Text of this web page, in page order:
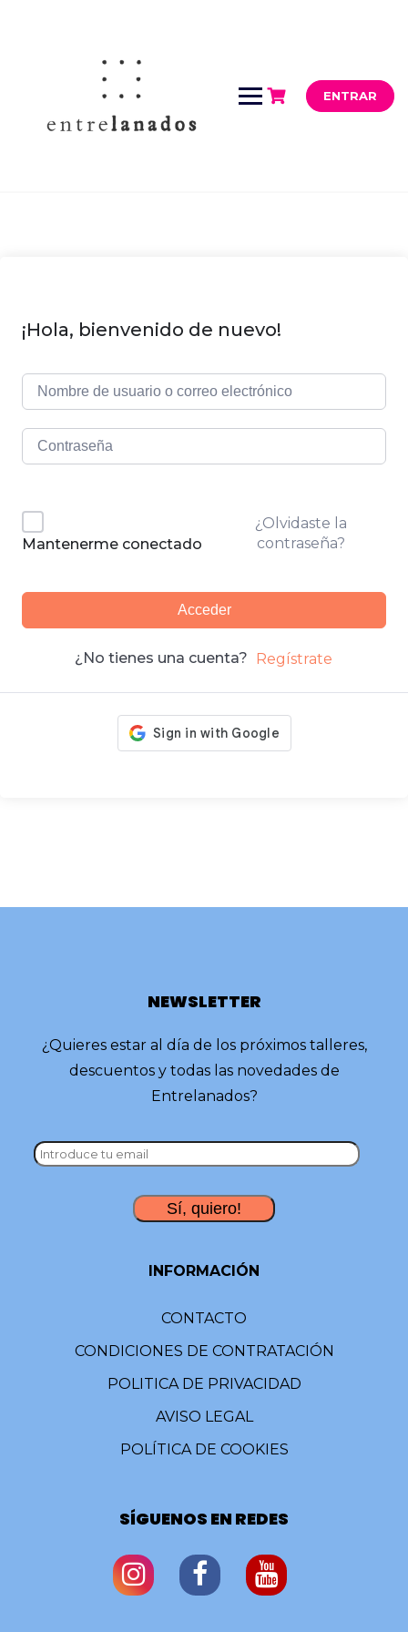
ENTRAR
¡Hola, bienvenido de nuevo!
Mantenerme conectado
¿Olvidaste la
contraseña?
Acceder
¿No tienes una cuenta? Regístrate
NEWSLETTER
¿Quieres estar al día de los próximos talleres,
descuentos y todas las novedades de
Entrelanados?
INFORMACIÓN
CONTACTO
CONDICIONES DE CONTRATACIÓN
POLITICA DE PRIVACIDAD
AVISO LEGAL
POLÍTICA DE COOKIES
SÍGUENOS EN REDES